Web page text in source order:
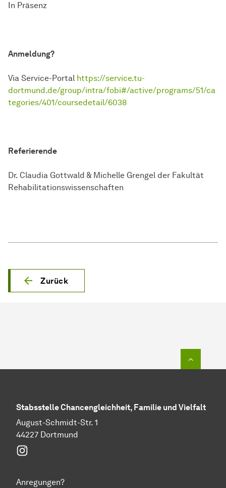
In Präsenz
Anmeldung?
Via Service-Portal https://service.tu-
dortmund.de/group/intra/fobi#/active/programs/51/ca
tegories/401/coursedetail/6038
Referierende
Dr. Claudia Gottwald & Michelle Grengel der Fakultät
Rehabilitationswissenschaften
Zurück
Stabs­stel­le Chancengleichheit, Familie und Vielfalt
August-Schmidt-Str. 1
44227 Dortmund
Anregungen?